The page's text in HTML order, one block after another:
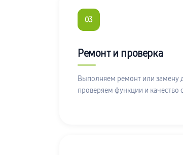
03
Ремонт и проверка
Выполняем ремонт или замену
проверяем функции и качество